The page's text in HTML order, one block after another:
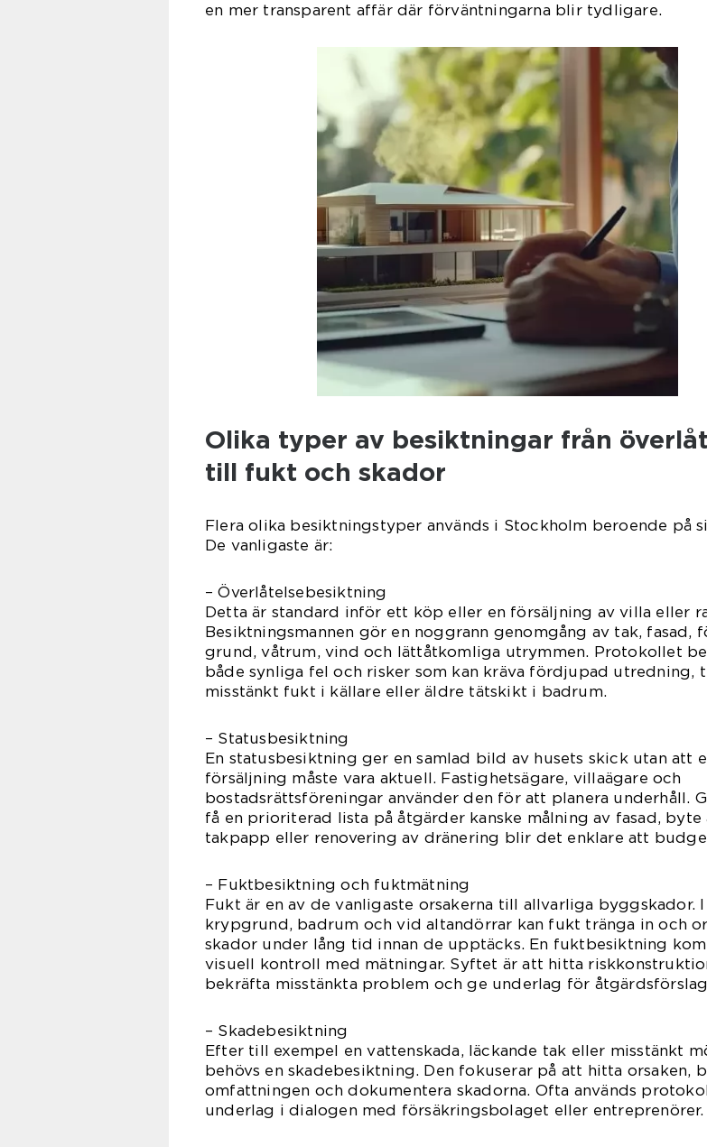
en mer transparent affär där förväntningarna blir tydligare.
Olika typer av besiktningar från
till fukt och skador
Flera olika besiktningstyper används i Stockholm beroende på
De vanligaste är:
– Överlåtelsebesiktning
Detta är standard inför ett köp eller en försäljning av villa eller
Besiktningsmannen gör en noggrann genomgång av tak, fasad,
grund, våtrum, vind och lättåtkomliga utrymmen. Protokollet
både synliga fel och risker som kan kräva fördjupad utredning,
misstänkt fukt i källare eller äldre tätskikt i badrum.
– Statusbesiktning
En statusbesiktning ger en samlad bild av husets skick utan att
försäljning måste vara aktuell. Fastighetsägare, villaägare och
bostadsrättsföreningar använder den för att planera underhåll.
få en prioriterad lista på åtgärder kanske målning av fasad, byte
takpapp eller renovering av dränering blir det enklare att
– Fuktbesiktning och fuktmätning
Fukt är en av de vanligaste orsakerna till allvarliga byggskador. I
krypgrund, badrum och vid altandörrar kan fukt tränga in och
skador under lång tid innan de upptäcks. En fuktbesiktning
visuell kontroll med mätningar. Syftet är att hitta
bekräfta misstänkta problem och ge underlag för
– Skadebesiktning
Efter till exempel en vattenskada, läckande tak eller misstänkt
behövs en skadebesiktning. Den fokuserar på att hitta orsaken,
omfattningen och dokumentera skadorna. Ofta används
underlag i dialogen med försäkringsbolaget eller entreprenörer.